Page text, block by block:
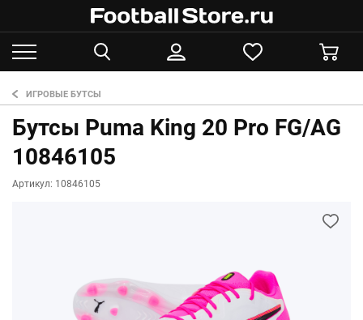
ИГРОВЫЕ БУТСЫ
Бутсы Puma King 20 Pro FG/AG
10846105
Артикул: 10846105